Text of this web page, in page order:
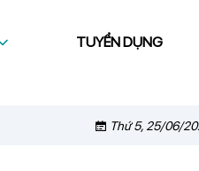
TUYỂN DỤNG
Thứ 5, 25/06/